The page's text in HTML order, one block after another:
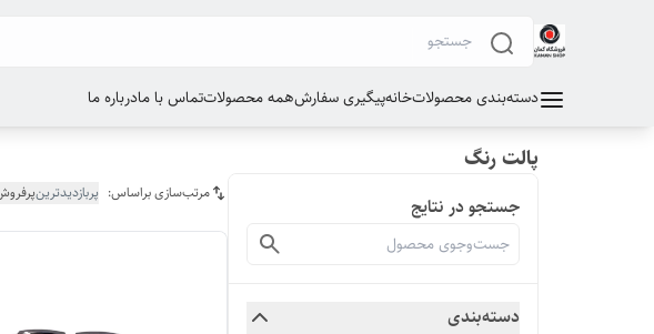
دسته‌بندی محصولاتخانهپیگیری سفارشهمه محصولاتتماس با مادرباره ما
پالت رنگ
جستجو در نتایج
دسته‌بندی
مرتب‌سازی براساس: پربازدیدترین